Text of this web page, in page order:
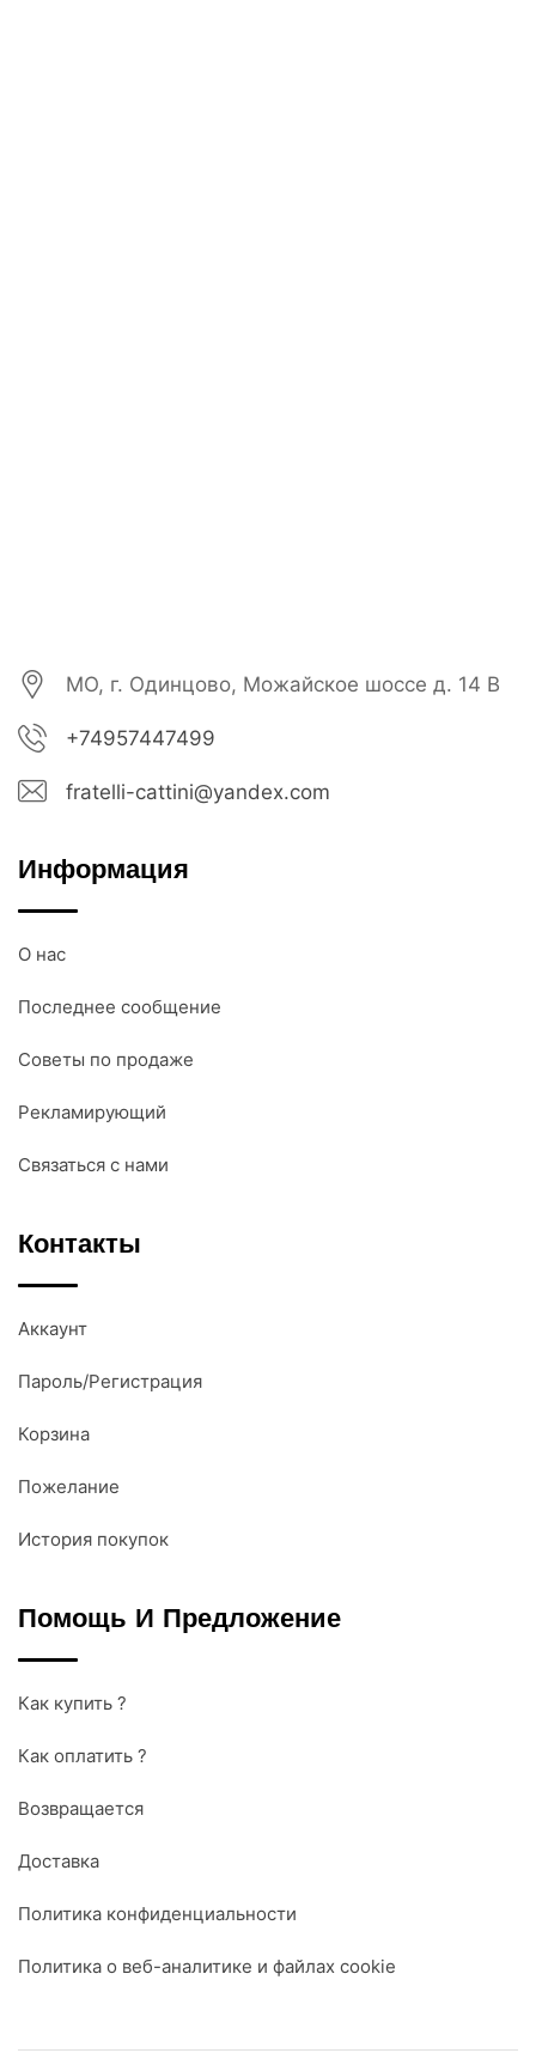
МО, г. Одинцово, Можайское шоссе д. 14 В
+74957447499
fratelli-cattini@yandex.com
Информация
О нас
Последнее сообщение
Советы по продаже
Рекламирующий
Связаться с нами
Контакты
Аккаунт
Пароль/Регистрация
Корзина
Пожелание
История покупок
Помощь И Предложение
Как купить ?
Как оплатить ?
Возвращается
Доставка
Политика конфиденциальности
Политика о веб-аналитике и файлах cookie